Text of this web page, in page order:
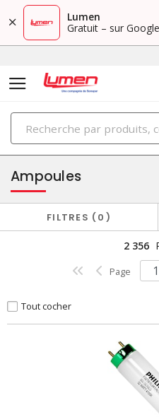
Lumen
Gratuit – sur
éclairage
Ampoules
FILTRES 0
2 356
Page
Tout cocher